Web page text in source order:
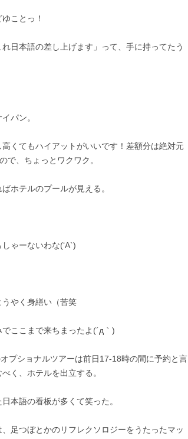
ことっ！
日本語の差し上げます」って、手に持ってたう
パン。
くてもハイアットがいいです！差額分は絶対元
で、ちょっとワクワク。
ホテルのプールが見える。
ゃーないわな(‘A`)
やく身繕い（苦笑
ここまで来ちまったよ(´д｀)
プショナルツアーは前日17-18時の間に予約と言
く、ホテルを出立する。
本語の看板が多くて笑った。
足つぼとかのリフレクソロジーをうたったマッ